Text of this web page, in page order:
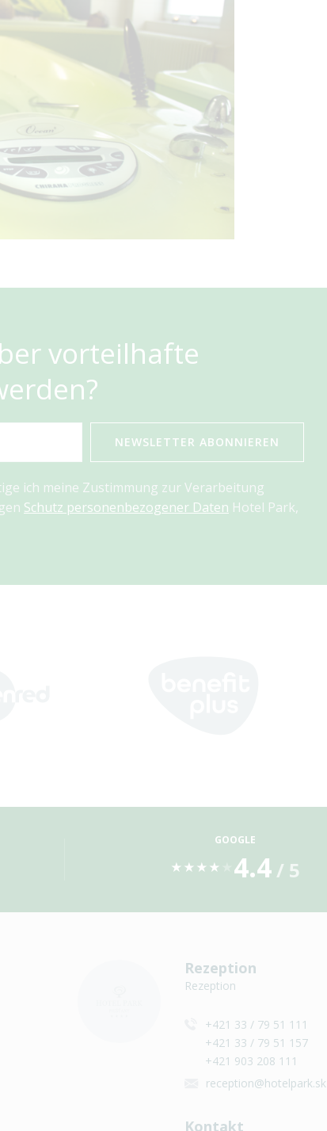
vorteilhafte
NEWSLETTER ABONNIEREN
ich meine Zustimmung zur Verarbeitung
Schutz personenbezogener Daten Hotel Park,
GOOGLE
★ ★ ★ ★ 4.4/ 5
Rezeption
Rezeption
+421 33 / 79 51 111
+421 33 / 79 51 157
+421 903 208 111
reception@hotelpark.sk
Kontakt